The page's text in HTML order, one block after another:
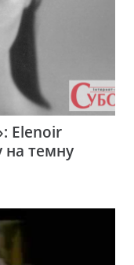
Elenoir
на темну